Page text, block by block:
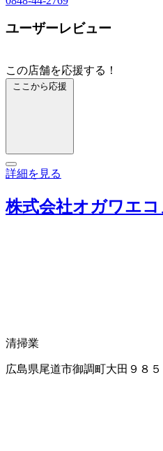
ユーザーレビュー
この店舗を応援する！
ここから応援
詳細を見る
株式会社オガワエ
清掃業
広島県尾道市御調町大田９８５